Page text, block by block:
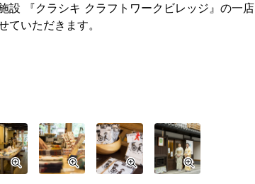
設 『クラシキ クラフトワークビレッジ』の一店
いただきます。